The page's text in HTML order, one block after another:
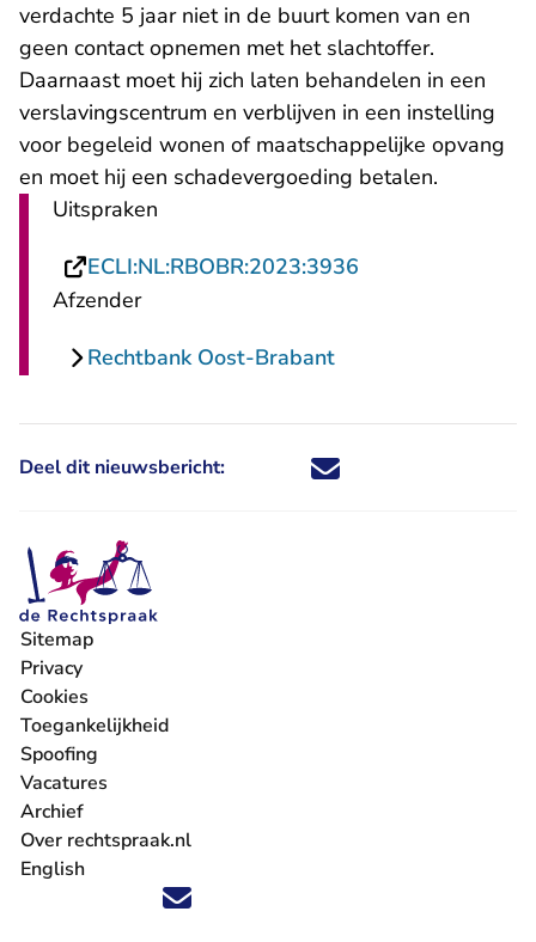
verdachte 5 jaar niet in de buurt komen van en
geen contact opnemen met het slachtoffer.
Daarnaast moet hij zich laten behandelen in een
verslavingscentrum en verblijven in een instelling
voor begeleid wonen of maatschappelijke opvang
en moet hij een schadevergoeding betalen.
Uitspraken
ECLI:NL:RBOBR:2023:3936
Afzender
Rechtbank Oost-Brabant
Deel dit nieuwsbericht: Deel dit nieuwsbericht via X -
Deel dit nieuwsbericht via
Deel dit nieuwsbericht
Deel dit
Volg ons op X (Twitter) - U verlaat Rechtspraak.nl
Volg ons op Facebook - U verlaat Rechtspraak.nl
Volg ons op Instagram - U verlaat Rechtspraak.nl
Volg ons op Youtube - U verlaat Rechtspraak.nl
Volg ons op LinkedIn - U verlaat
'Blijf op de hoogte' nieuwsbrief - U verlaat
Sitemap
Privacy
Cookies
Toegankelijkheid
Spoofing
Vacatures
- U verlaat Rechtspraak.nl
Archief
Over rechtspraak.nl
English